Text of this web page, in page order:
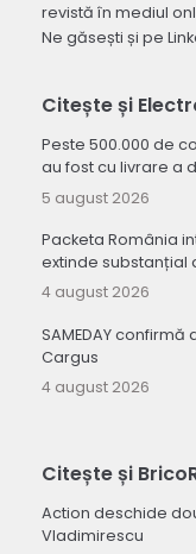
revistă în mediul
Ne găsești și pe
Citește și
Peste 500.000 de
au fost cu livrare a
5 august 2026
Packeta România
extinde
4 august 2026
SAMEDAY
Cargus
4 august 2026
Citește și
Action deschide
Vladimirescu